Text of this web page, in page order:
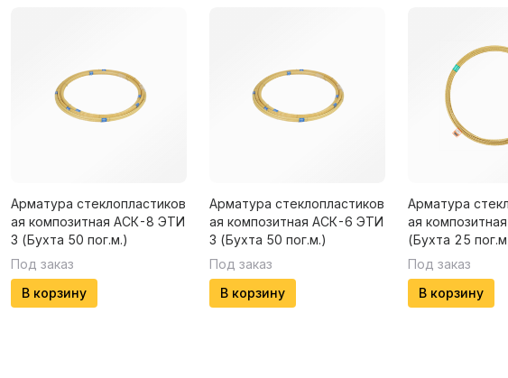
Арматура стеклопластиков
ая композитная АСК-8 ЭТИ
З (Бухта 50 пог.м.)
Под заказ
В корзину
Арматура стеклопластиков
ая композитная АСК-6 ЭТИ
З (Бухта 50 пог.м.)
Под заказ
В корзину
Арматура
ая
(Бухта 25
Под заказ
В корзину